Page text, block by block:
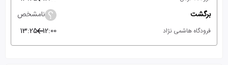
برگشت
نامشخص
فرودگاه هاشمی نژاد 12:00
13:25